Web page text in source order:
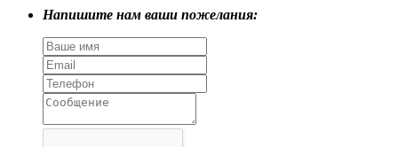
Напишите нам ваши пожелания: